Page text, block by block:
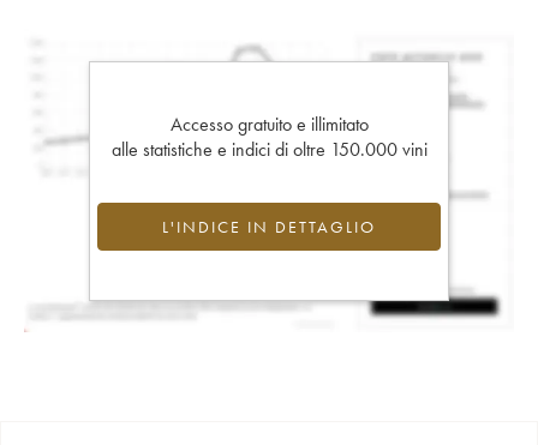
Accesso gratuito e illimitato
alle statistiche e indici di oltre 150.000 vini
L'INDICE IN DETTAGLIO